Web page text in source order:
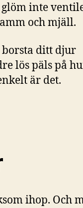
glöm inte
och mjäll.
borsta ditt djur
lös päls på
är det.
ihop. Och